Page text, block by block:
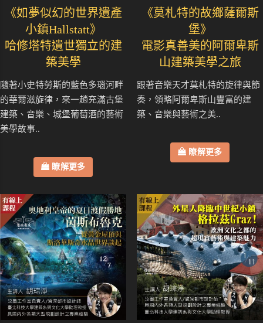
《如夢似幻的世界遺產
小鎮Hallstatt》
哈修塔特遺世獨立的建
築美學
隨著小史特勞斯的藍色多瑙河畔
的華爾滋旋律，來一趟充滿古堡
建築、音樂、城堡葡萄酒的藝術
美學故事..
瞭解更多
《莫札特的故鄉薩爾斯
堡》
電影真善美的阿爾卑斯
山建築美學之旅
跟著音樂天才莫札特的旋律與節
奏，領略阿爾卑斯山豐富的建
築、音樂與藝術之美..
瞭解更多